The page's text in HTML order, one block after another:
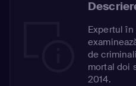
Expertul
de
mortal doi
2014.